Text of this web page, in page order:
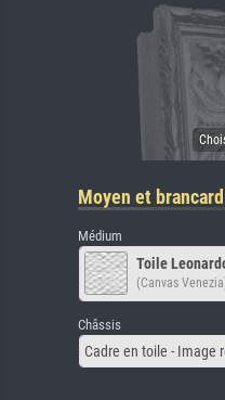
Moyen et brancard
Médium
Toile
(Canvas
Châssis
Cadre en toile - Image